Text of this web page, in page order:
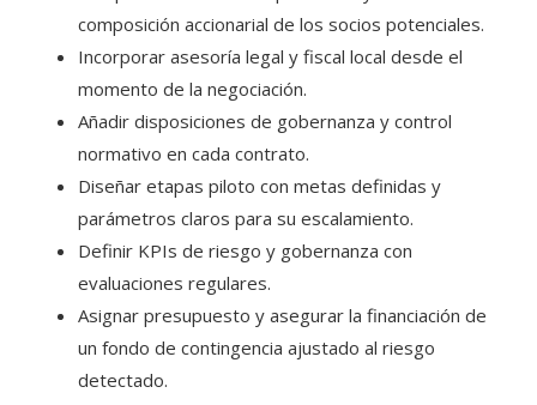
composición accionarial de los socios potenciales.
Incorporar asesoría legal y fiscal local desde el
momento de la negociación.
Añadir disposiciones de gobernanza y control
normativo en cada contrato.
Diseñar etapas piloto con metas definidas y
parámetros claros para su escalamiento.
Definir KPIs de riesgo y gobernanza con
evaluaciones regulares.
Asignar presupuesto y asegurar la financiación de
un fondo de contingencia ajustado al riesgo
detectado.